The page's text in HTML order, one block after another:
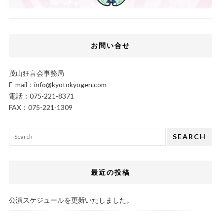
お問い合せ
茂山狂言会事務局
E-mail： info@kyotokyogen.com
電話： 075-221-8371
FAX：075-221-1309
SEARCH
最近の投稿
公演スケジュールを更新いたしました。